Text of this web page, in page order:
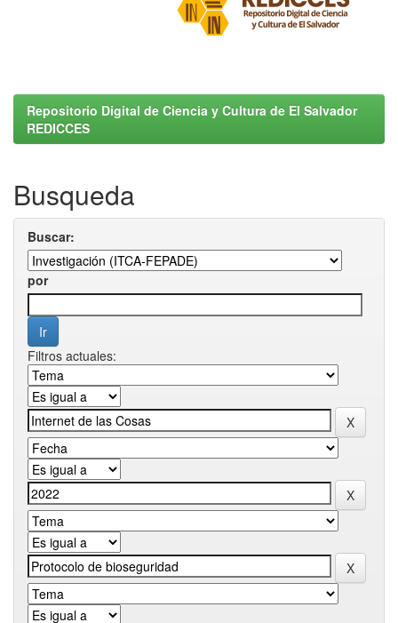
Repositorio Digital de Ciencia y Cultura de El Salvador
REDICCES
Busqueda
Buscar:
por
Filtros actuales: